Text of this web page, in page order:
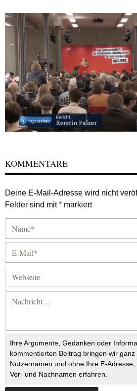
KOMMENTARE
Deine E-Mail-Adresse wird nicht
Felder sind mit* markiert
Ihre Argumente, Gedanken oder
kommentierten Beitrag bringen wir
Nutzernamen und ohne Ihre E-
Vor- und Nachnamen erfahren.